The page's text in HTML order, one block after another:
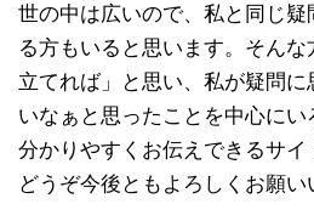
世の中は広いので、私と同じ
る方もいると思います。そん
立てれば」と思い、私が疑問
いなぁと思ったことを中心に
分かりやすくお伝えできるサイ
どうぞ今後ともよろしくお願い